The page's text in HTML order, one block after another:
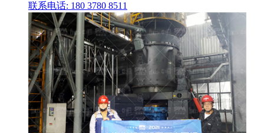
联系电话: 180 3780 8511